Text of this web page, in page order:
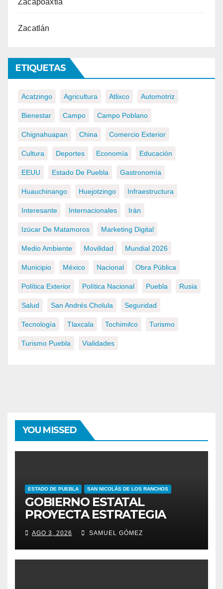
Zacatlán
ETIQUETAS
Acatzingo Agricultura Atlixco Automotriz
Bienestar Campo Campo Poblano
Chignahuapan China Comercio Exterior
Cultura Deportes Economía Educación
EEUU Estado De Puebla Gastronomía
Huauchinango Huejotzingo Infraestructura
Interesante Internacionales Irán
Izúcar De Matamoros Marketing Digital
Medio Ambiente Movilidad Mundial 2026
Municipio México Nacional Obra Pública
Política Exterior Política Nacional Puebla Rusia
Salud San Andrés Cholula Seguridad
Tecnología Tlaxcala Tochimilco Turismo
Turismo Puebla Vialidades
YOU MISSED
ESTADO DE PUEBLA SAN NICOLÁS DE LOS RANCHOS
GOBIERNO ESTATAL
PROYECTA ESTRATEGIA
PARA EL DESARROLLO
INTEGRAL DE LA REGIÓN
IZTA-POPO
AGO 3, 2026 SAMUEL GÓMEZ